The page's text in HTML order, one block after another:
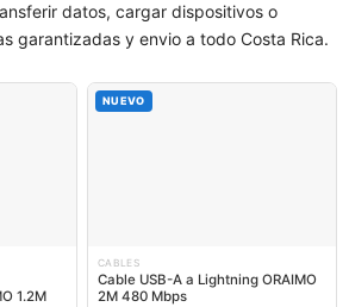
datos, cargar dispositivos o
garantizadas y envio a todo Costa Rica.
1.2M
NUEVO
CABLES
Cable USB-A a Lightning ORAIMO
2M 480 Mbps